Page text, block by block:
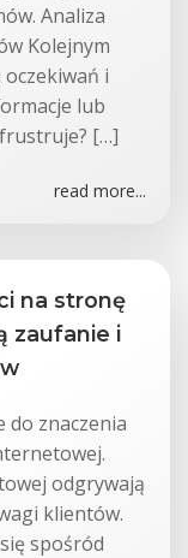
Analiza
Kolejnym
i
lub
[…]
read more...
na stronę
zaufanie i
do znaczenia
odgrywają
klientów.
spośród